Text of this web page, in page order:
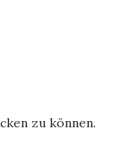
zu können.